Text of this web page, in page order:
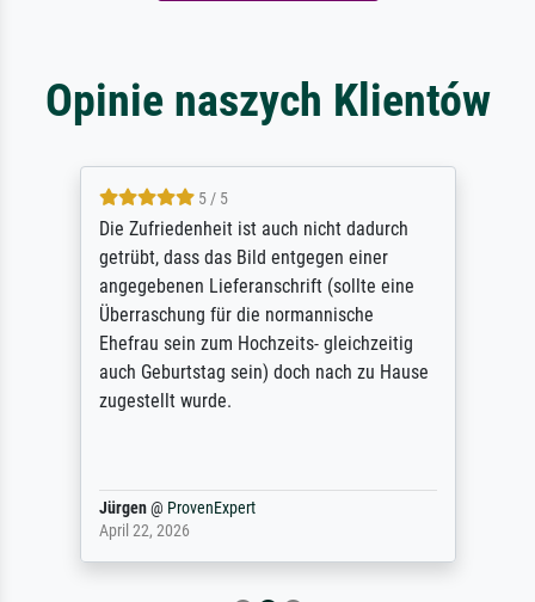
Opinie naszych Klientów
5 / 5
Die Zufriedenheit ist auch nicht dadurch
getrübt, dass das Bild entgegen einer
angegebenen Lieferanschrift (sollte eine
Überraschung für die normannische
Ehefrau sein zum Hochzeits- gleichzeitig
auch Geburtstag sein) doch nach zu Hause
zugestellt wurde.
Jürgen@ ProvenExpert
April 22, 2026